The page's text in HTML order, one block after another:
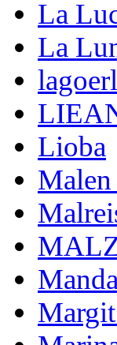
La
La
Lioba